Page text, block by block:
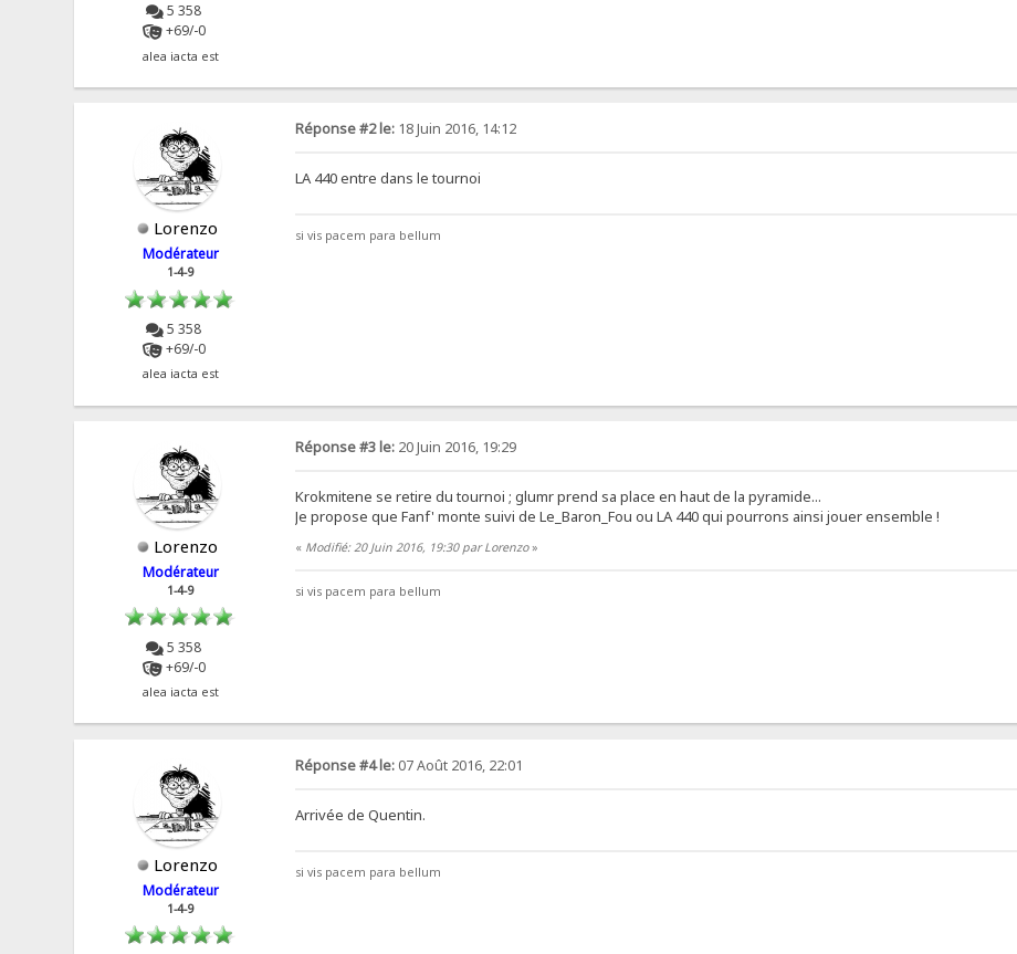
5 358
+69/-0
alea iacta est
Lorenzo
Modérateur
1-4-9
5 358
+69/-0
alea iacta est
Réponse #2 le:18 Juin 2016, 14:12
LA 440 entre dans le tournoi
si vis pacem para bellum
Lorenzo
Modérateur
1-4-9
5 358
+69/-0
alea iacta est
Réponse #3 le:20 Juin 2016, 19:29
Krokmitene se retire du tournoi ; glumr prend sa place en haut de la pyramide...
Je propose que Fanf' monte suivi de Le_Baron_Fou ou LA 440 qui pourrons ainsi jouer ensemble !
« Modifié: 20 Juin 2016, 19:30 par Lorenzo»
si vis pacem para bellum
Lorenzo
Modérateur
1-4-9
Réponse #4 le:07 Août 2016, 22:01
Arrivée de Quentin.
si vis pacem para bellum